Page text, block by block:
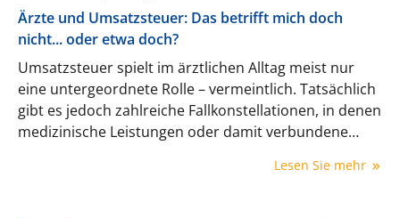
Ärzte und Umsatzsteuer: Das betrifft mich doch
nicht... oder etwa doch?
Umsatzsteuer spielt im ärztlichen Alltag meist nur
eine untergeordnete Rolle – vermeintlich. Tatsächlich
gibt es jedoch zahlreiche Fallkonstellationen, in denen
medizinische Leistungen oder damit verbundene
Steuer- und Praxisexperten der awi, Ulrich Raab und
Lesen Sie mehr